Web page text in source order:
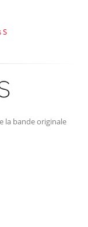
S
la bande originale